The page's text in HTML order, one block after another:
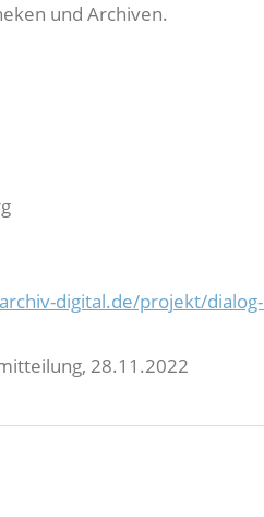
und Archiven.
digital.de/projekt/
28.11.2022